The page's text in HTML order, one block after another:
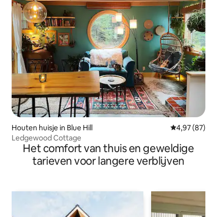
Houten huisje in Blue Hill Gemiddelde
4,97 (87)
Ledgewood Cottage
Het comfort van thuis en geweldige
tarieven voor langere verblijven